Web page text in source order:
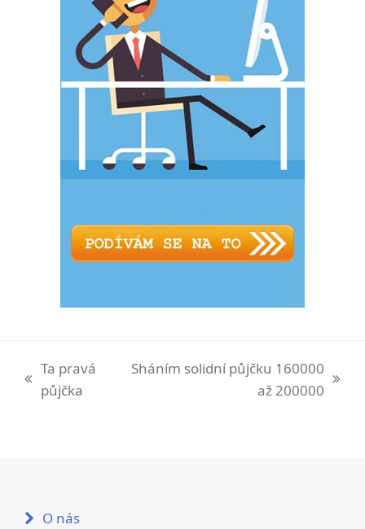
previous
Ta pravá
půjčka
Sháním solidní půjčku 160000
až 200000
O nás